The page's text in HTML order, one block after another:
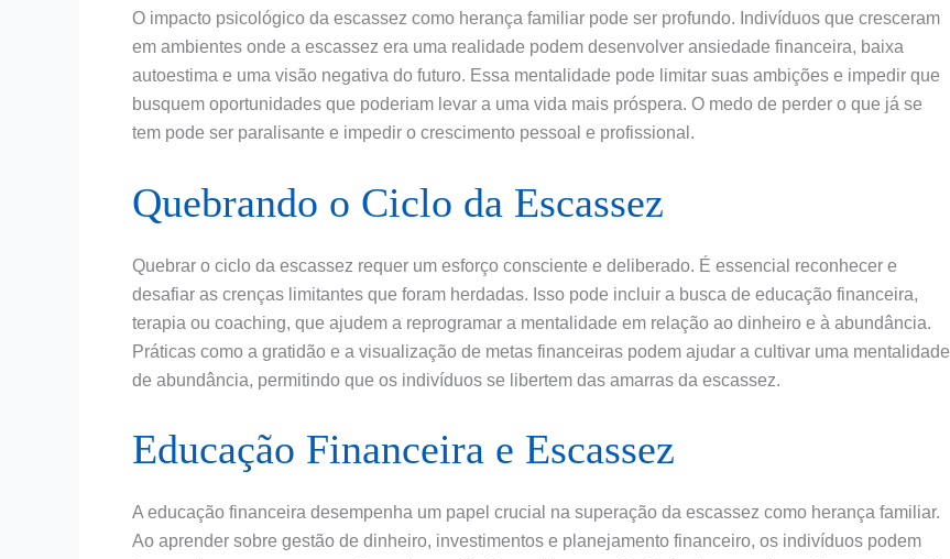
O impacto psicológico da escassez como herança familiar pode ser profundo. Indivíduos que cresceram
em ambientes onde a escassez era uma realidade podem desenvolver ansiedade financeira, baixa
autoestima e uma visão negativa do futuro. Essa mentalidade pode limitar suas ambições e impedir que
busquem oportunidades que poderiam levar a uma vida mais próspera. O medo de perder o que já se
tem pode ser paralisante e impedir o crescimento pessoal e profissional.
Quebrando o Ciclo da Escassez
Quebrar o ciclo da escassez requer um esforço consciente e deliberado. É essencial reconhecer e
desafiar as crenças limitantes que foram herdadas. Isso pode incluir a busca de educação financeira,
terapia ou coaching, que ajudem a reprogramar a mentalidade em relação ao dinheiro e à abundância.
Práticas como a gratidão e a visualização de metas financeiras podem ajudar a cultivar uma mentalidade
de abundância, permitindo que os indivíduos se libertem das amarras da escassez.
Educação Financeira e Escassez
A educação financeira desempenha um papel crucial na superação da escassez como herança familiar.
Ao aprender sobre gestão de dinheiro, investimentos e planejamento financeiro, os indivíduos podem